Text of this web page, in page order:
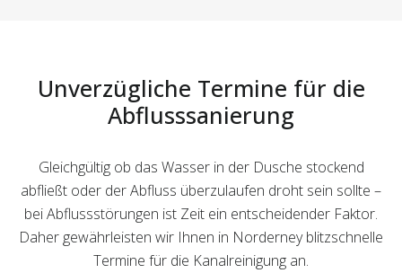
Unverzügliche Termine für die
Abflusssanierung
Gleichgültig ob das Wasser in der Dusche stockend
abfließt oder der Abfluss überzulaufen droht sein sollte –
bei Abflussstörungen ist Zeit ein entscheidender Faktor.
Daher gewährleisten wir Ihnen in Norderney blitzschnelle
Termine für die Kanalreinigung an.